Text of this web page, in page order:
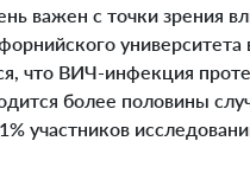
важен с точки зрения
университета
что ВИЧ-инфекция
более половины
участников